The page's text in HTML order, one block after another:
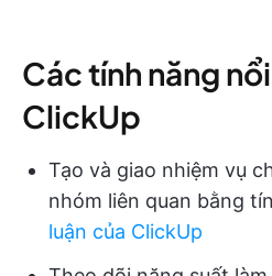
Các tính năng
ClickUp
Tạo và giao nhiệm vụ
nhóm liên quan bằng
luận của ClickUp